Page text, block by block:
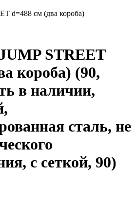
d=488 cм (два короба)
STREET
короба) (90,
в наличии,
сталь, не
с сеткой, 90)